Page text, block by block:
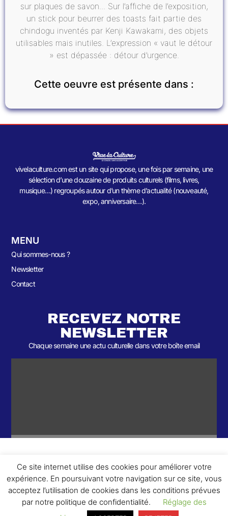
sur plaques de savon... Sur l’affiche de l’exposition,
un stick pour beurrer des toasts fait partie des
chindogu inventés par Kenji Kawakami, des objets
utilisables mais inutiles. L’expression « vaut le détour
» est dépassée : détour d’urgence.
Cette oeuvre est présente dans :
vivelaculture.com est un site qui propose, une fois par semaine, une
sélection d’une douzaine de produits culturels (films, livres,
musique…) regroupés autour d’un thème d’actualité (nouveauté,
expo, anniversaire…).
MENU
Qui sommes-nous ?
Newsletter
Contact
RECEVEZ NOTRE
NEWSLETTER
Chaque semaine une actu culturelle dans votre boîte email
© 2026- Une collaboration 2 ème Round et Yellowpoly. Tous droits
réservés.
Ce site internet utilise des cookies pour améliorer votre
expérience. En poursuivant votre navigation sur ce site, vous
acceptez l’utilisation de cookies dans les conditions prévues
par notre politique de confidentialité.
Réglage des